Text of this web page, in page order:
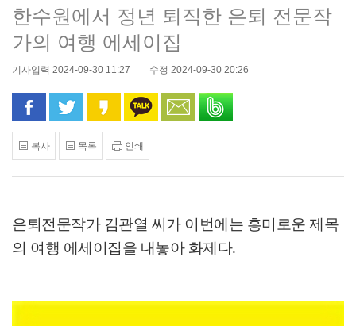
한수원에서 정년 퇴직한 은퇴 전문작
가의 여행 에세이집
기사입력 2024-09-30 11:27 수정 2024-09-30 20:26
페이스북으로 공유
트위터로 공유카카오 스토리로 공유
카카오톡으로 공유
문자로 공유
복사 목록 인쇄
은퇴전문작가 김관열 씨가 이번에는 흥미로운 제목
의 여행 에세이집을 내놓아 화제다.